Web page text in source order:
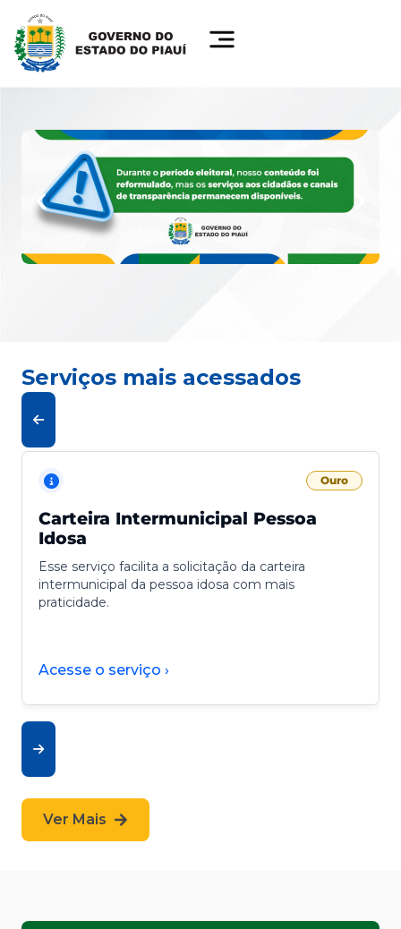
Serviços mais acessados
Ouro
Carteira Intermunicipal Pessoa
Idosa
Esse serviço facilita a solicitação da carteira
intermunicipal da pessoa idosa com mais
praticidade.
Acesse o serviço ›
Ver Mais